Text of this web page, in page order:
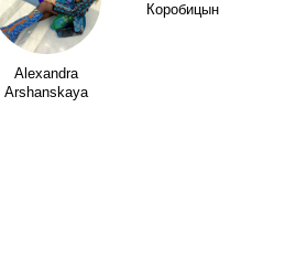
Alexandra
Arshanskaya
Коробицын